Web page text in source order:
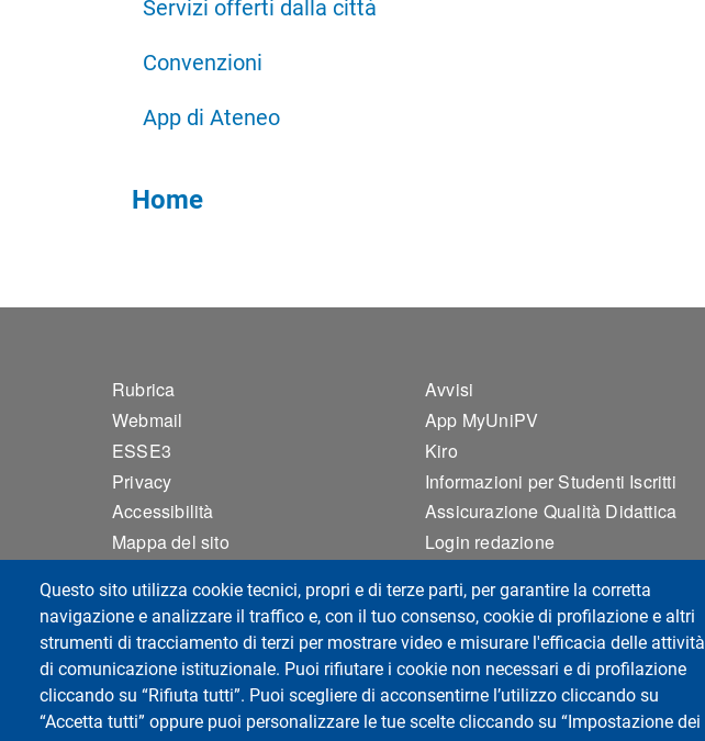
Questo sito utilizza cookie tecnici, propri e di terze parti, per garantire la corretta
navigazione e analizzare il traffico e, con il tuo consenso, cookie di profilazione e altri
strumenti di tracciamento di terzi per mostrare video e misurare l'efficacia delle attività
di comunicazione istituzionale. Puoi rifiutare i cookie non necessari e di profilazione
cliccando su “Rifiuta tutti”. Puoi scegliere di acconsentirne l’utilizzo cliccando su
“Accetta tutti” oppure puoi personalizzare le tue scelte cliccando su “Impostazione dei
Servizi offerti dalla città
Convenzioni
App di Ateneo
Home
Footer 1
Rubrica
Webmail
ESSE3
Privacy
Accessibilità
Mappa del sito
Footer 2
Avvisi
App MyUniPV
Kiro
Informazioni per Studenti Iscritti
Assicurazione Qualità Didattica
Login redazione
Dipartimento di Sanità Pubblica, Medicina Sperimentale e
Forense
Università degli Studi di Pavia